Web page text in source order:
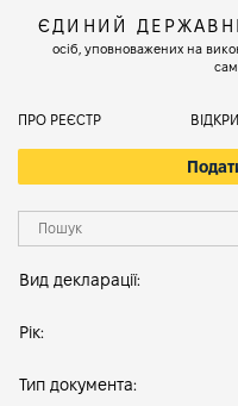
ЄДИНИЙ
осіб, уповноважених на
ПРО РЕЄСТР
Вид декларації:
Рік:
Тип документа: